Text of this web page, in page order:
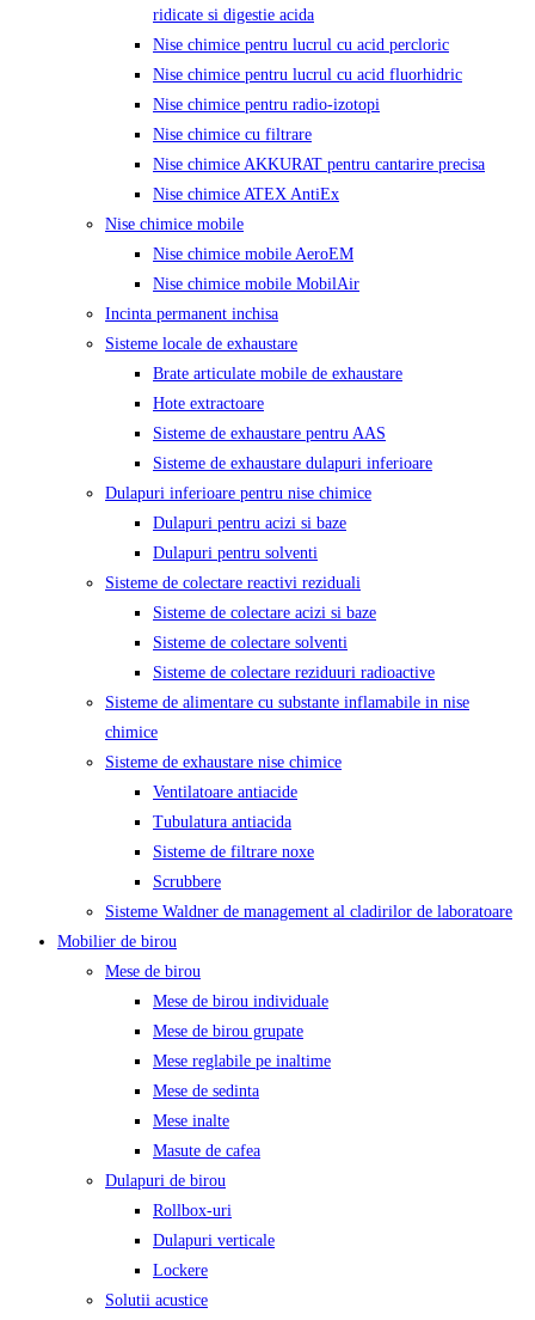
ridicate si digestie acida
Nise chimice pentru lucrul cu acid percloric
Nise chimice pentru lucrul cu acid fluorhidric
Nise chimice pentru radio-izotopi
Nise chimice cu filtrare
Nise chimice AKKURAT pentru cantarire precisa
Nise chimice ATEX AntiEx
Nise chimice mobile
Nise chimice mobile AeroEM
Nise chimice mobile MobilAir
Incinta permanent inchisa
Sisteme locale de exhaustare
Brate articulate mobile de exhaustare
Hote extractoare
Sisteme de exhaustare pentru AAS
Sisteme de exhaustare dulapuri inferioare
Dulapuri inferioare pentru nise chimice
Dulapuri pentru acizi si baze
Dulapuri pentru solventi
Sisteme de colectare reactivi reziduali
Sisteme de colectare acizi si baze
Sisteme de colectare solventi
Sisteme de colectare reziduuri radioactive
Sisteme de alimentare cu substante inflamabile in nise
chimice
Sisteme de exhaustare nise chimice
Ventilatoare antiacide
Tubulatura antiacida
Sisteme de filtrare noxe
Scrubbere
Sisteme Waldner de management al cladirilor de laboratoare
Mobilier de birou
Mese de birou
Mese de birou individuale
Mese de birou grupate
Mese reglabile pe inaltime
Mese de sedinta
Mese inalte
Masute de cafea
Dulapuri de birou
Rollbox-uri
Dulapuri verticale
Lockere
Solutii acustice